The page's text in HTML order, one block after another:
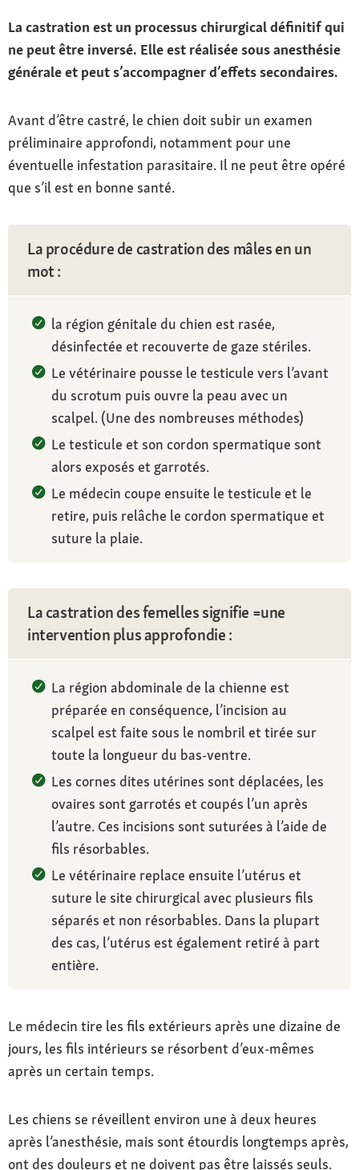
La castration est un processus chirurgical définitif qui
ne peut être inversé. Elle est réalisée sous anesthésie
générale et peut s’accompagner d’effets secondaires.
Avant d’être castré, le chien doit subir un examen
préliminaire approfondi, notamment pour une
éventuelle infestation parasitaire. Il ne peut être opéré
que s’il est en bonne santé.
La procédure de castration des mâles en un
mot :
la région génitale du chien est rasée,
désinfectée et recouverte de gaze stériles.
Le vétérinaire pousse le testicule vers l’avant
du scrotum puis ouvre la peau avec un
scalpel. (Une des nombreuses méthodes)
Le testicule et son cordon spermatique sont
alors exposés et garrotés.
Le médecin coupe ensuite le testicule et le
retire, puis relâche le cordon spermatique et
suture la plaie.
La castration des femelles signifie =une
intervention plus approfondie :
La région abdominale de la chienne est
préparée en conséquence, l’incision au
scalpel est faite sous le nombril et tirée sur
toute la longueur du bas-ventre.
Les cornes dites utérines sont déplacées, les
ovaires sont garrotés et coupés l’un après
l’autre. Ces incisions sont suturées à l’aide de
fils résorbables.
Le vétérinaire replace ensuite l’utérus et
suture le site chirurgical avec plusieurs fils
séparés et non résorbables. Dans la plupart
des cas, l’utérus est également retiré à part
entière.
Le médecin tire les fils extérieurs après une dizaine de
jours, les fils intérieurs se résorbent d’eux-mêmes
après un certain temps.
Les chiens se réveillent environ une à deux heures
après l’anesthésie, mais sont étourdis longtemps après,
ont des douleurs et ne doivent pas être laissés seuls.